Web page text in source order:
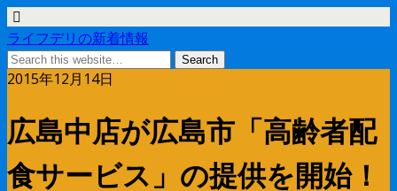
ライフデリの新着情報
2015年12月14日
広島中店が広島市「高齢者配
食サービス」の提供を開始！